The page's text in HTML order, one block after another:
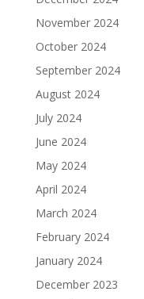
November 2024
October 2024
September 2024
August 2024
July 2024
June 2024
May 2024
April 2024
March 2024
February 2024
January 2024
December 2023